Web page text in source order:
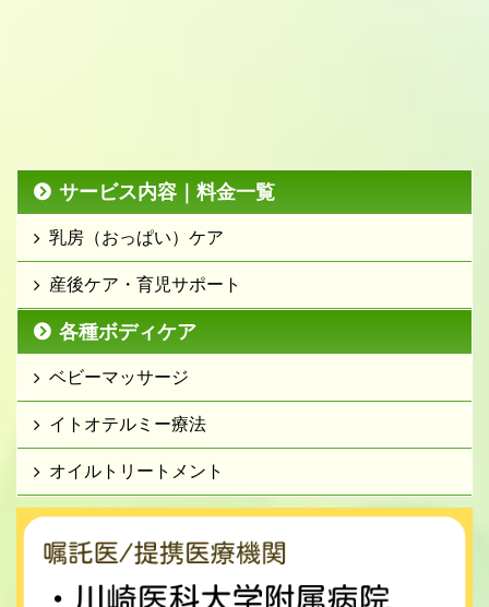
サービス内容｜料金一覧
乳房（おっぱい）ケア
産後ケア・育児サポート
各種ボディケア
ベビーマッサージ
イトオテルミー療法
オイルトリートメント